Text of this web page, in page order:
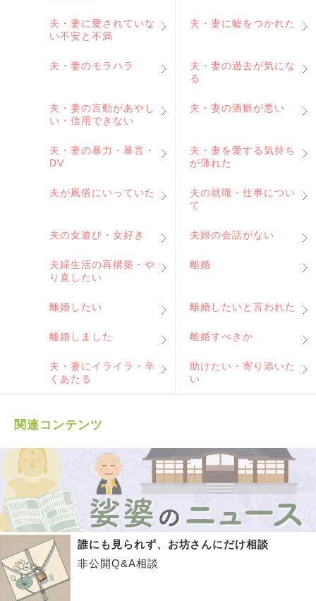
夫・妻に愛されていな
い不安と不満
夫・妻に嘘をつかれた
夫・妻のモラハラ
夫・妻の過去が気にな
る
夫・妻の言動があやし
い・信用できない
夫・妻の酒癖が悪い
夫・妻の暴力・暴言・
DV
夫・妻を愛する気持ち
が薄れた
夫が風俗にいっていた
夫の就職・仕事につい
て
夫の女遊び・女好き 夫婦の会話がない
夫婦生活の再構築・や
り直したい
離婚
離婚したい 離婚したいと言われた
離婚しました 離婚すべきか
夫・妻にイライラ・辛
くあたる
助けたい・寄り添いた
い
関連コンテンツ
誰にも見られず、お坊さんにだけ相談
非公開Q&A相談